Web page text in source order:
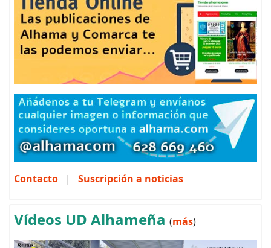
Contacto | Suscripción a noticias
Vídeos UD Alhameña (más)